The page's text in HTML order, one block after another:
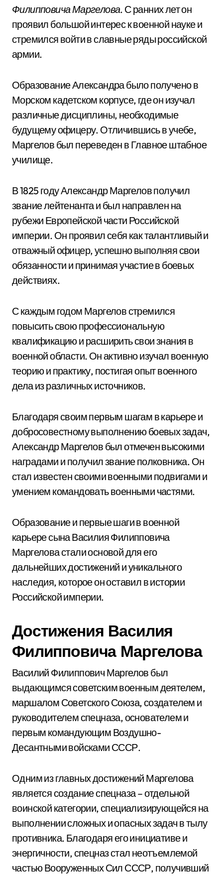
Филипповича Маргелова. С ранних лет он
проявил большой интерес к военной науке и
стремился войти в славные ряды российской
армии.
Образование Александра было получено в
Морском кадетском корпусе, где он изучал
различные дисциплины, необходимые
будущему офицеру. Отличившись в учебе,
Маргелов был переведен в Главное штабное
училище.
В 1825 году Александр Маргелов получил
звание лейтенанта и был направлен на
рубежи Европейской части Российской
империи. Он проявил себя как талантливый и
отважный офицер, успешно выполняя свои
обязанности и принимая участие в боевых
действиях.
С каждым годом Маргелов стремился
повысить свою профессиональную
квалификацию и расширить свои знания в
военной области. Он активно изучал военную
теорию и практику, постигая опыт военного
дела из различных источников.
Благодаря своим первым шагам в карьере и
добросовестному выполнению боевых задач,
Александр Маргелов был отмечен высокими
наградами и получил звание полковника. Он
стал известен своими военными подвигами и
умением командовать военными частями.
Образование и первые шаги в военной
карьере сына Василия Филипповича
Маргелова стали основой для его
дальнейших достижений и уникального
наследия, которое он оставил в истории
Российской империи.
Достижения Василия
Филипповича Маргелова
Василий Филиппович Маргелов был
выдающимся советским военным деятелем,
маршалом Советского Союза, создателем и
руководителем спецназа, основателем и
первым командующим Воздушно-
Десантными войсками СССР.
Одним из главных достижений Маргелова
является создание спецназа – отдельной
воинской категории, специализирующейся на
выполнении сложных и опасных задач в тылу
противника. Благодаря его инициативе и
энергичности, спецназ стал неотъемлемой
частью Вооруженных Сил СССР, получивший